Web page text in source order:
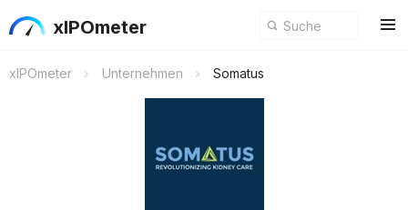
xIPOmeter
xIPOmeter Unternehmen Somatus